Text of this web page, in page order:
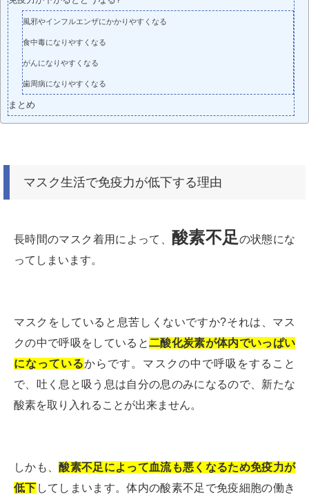
風邪やインフルエンザにかかりやすくなる
食中毒になりやすくなる
がんになりやすくなる
歯周病になりやすくなる
まとめ
マスク生活で免疫力が低下する理由
長時間のマスク着用によって、 酸素不足の状態にな
ってしまいます。
マスクをしていると息苦しくないですか?それは、マス
クの中で呼吸をしていると二酸化炭素が体内でいっぱい
になっているからです。マスクの中で呼吸をすること
で、吐く息と吸う息は自分の息のみになるので、新たな
酸素を取り入れることが出来ません。
しかも、酸素不足によって血流も悪くなるため免疫力が
低下 してしまいます。体内の酸素不足で免疫細胞の働き